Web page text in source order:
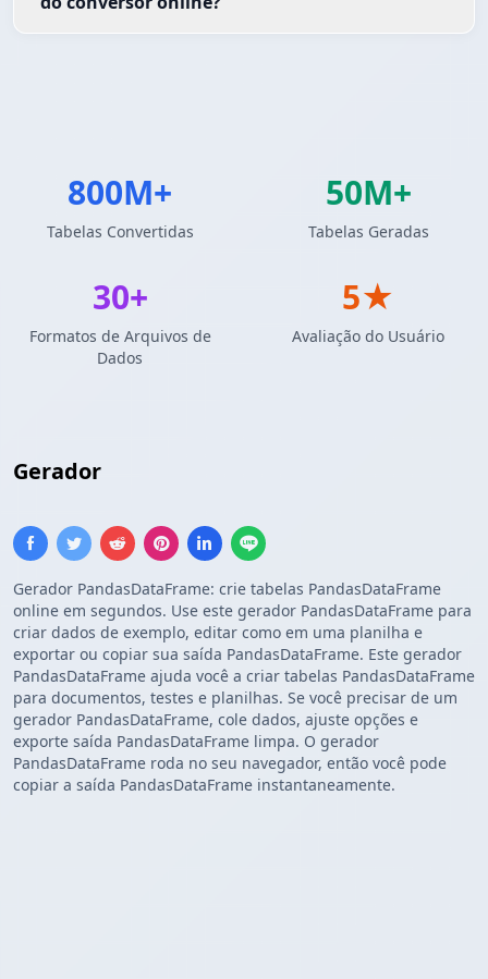
Gerador
Gerador PandasDataFrame: crie tabelas PandasDataFrame
online em segundos. Use este gerador PandasDataFrame para
criar dados de exemplo, editar como em uma planilha e
exportar ou copiar sua saída PandasDataFrame. Este gerador
PandasDataFrame ajuda você a criar tabelas PandasDataFrame
para documentos, testes e planilhas. Se você precisar de um
gerador PandasDataFrame, cole dados, ajuste opções e
exporte saída PandasDataFrame limpa. O gerador
PandasDataFrame roda no seu navegador, então você pode
copiar a saída PandasDataFrame instantaneamente.
800M+
Tabelas Convertidas
50M+
Tabelas Geradas
30+
Formatos de Arquivos de
Dados
5★
Avaliação do Usuário